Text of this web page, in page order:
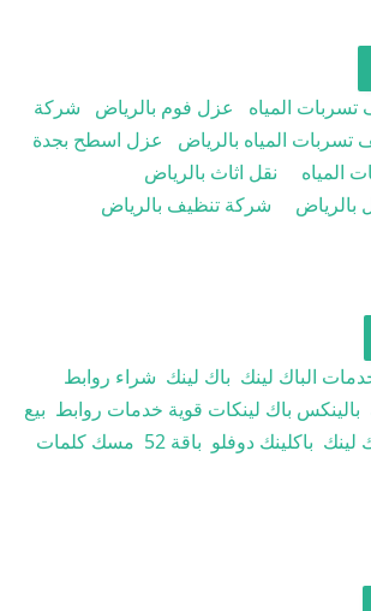
المياه عزل فوم بالرياض
شركة
المياه بالرياض
عزل اسطح بجدة
المياه
نقل اثاث بالرياض
بالرياض
شركة تنظيف بالرياض
الباك لينك باك لينك شراء روابط
بالينكس باك لينكات قوية خدمات روابط بيع
لينك باكلينك دوفلو باقة 52
مسك كلمات